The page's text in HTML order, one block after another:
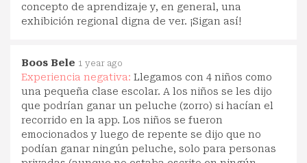
concepto de aprendizaje y, en general, una
exhibición regional digna de ver. ¡Sigan así!
Boos Bele 1 year ago
Experiencia negativa: Llegamos con 4 niños como
una pequeña clase escolar. A los niños se les dijo
que podrían ganar un peluche (zorro) si hacían el
recorrido en la app. Los niños se fueron
emocionados y luego de repente se dijo que no
podían ganar ningún peluche, solo para personas